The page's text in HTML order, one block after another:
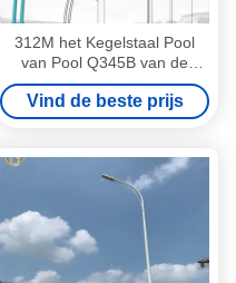
312M het Kegelstaal Pool
van Pool Q345B van de
Vormstraatlantaarn met
Dubbel Wapen
Vind de beste prijs